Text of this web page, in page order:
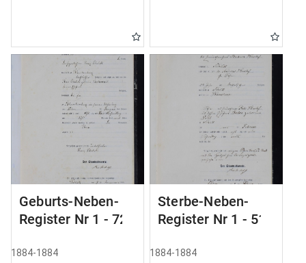
Geburts-Neben-
Register Nr 1 - 72
1884-1884
Sterbe-Neben-
Register Nr 1 - 51
1884-1884